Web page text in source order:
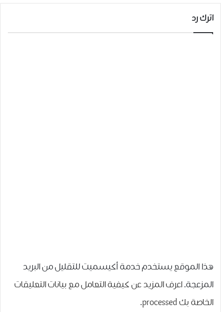
اترك رد
هذا الموقع يستخدم خدمة أكيسميت للتقليل من البريد
المزعجة.اعرف المزيد عن كيفية التعامل مع بيانات التعليقات
الخاصة بك processed
.